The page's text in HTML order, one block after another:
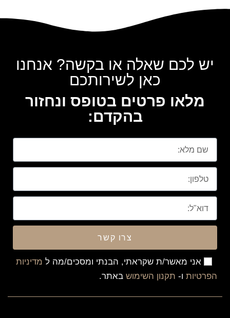
יש לכם שאלה או בקשה? אנחנו
כאן לשירותכם
מלאו פרטים בטופס ונחזור
בהקדם:
אני מאשר/ת שקראתי, הבנתי ומסכים/מה ל מדיניות
הפרטיות ו- תקנון השימוש באתר.
צרו קשר